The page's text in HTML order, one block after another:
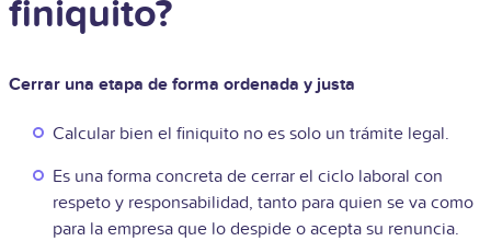
finiquito?
Cerrar una etapa de forma ordenada y justa
Calcular bien el finiquito no es solo un trámite legal.
Es una forma concreta de cerrar el ciclo laboral con
respeto y responsabilidad, tanto para quien se va como
para la empresa que lo despide o acepta su renuncia.